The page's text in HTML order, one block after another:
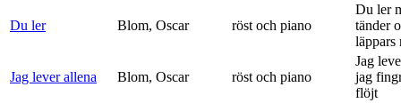
Du ler Blom, Oscar röst och piano
Du ler
tänder
läppars
Jag lever allena Blom, Oscar röst och piano
Jag
jag
flöjt